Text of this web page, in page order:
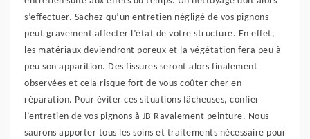
s’effectuer. Sachez qu’un entretien négligé de vos pignons
peut gravement affecter l’état de votre structure. En effet,
les matériaux deviendront poreux et la végétation fera peu à
peu son apparition. Des fissures seront alors finalement
observées et cela risque fort de vous coûter cher en
réparation. Pour éviter ces situations fâcheuses, confier
l’entretien de vos pignons à JB Ravalement peinture. Nous
saurons apporter tous les soins et traitements nécessaire pour